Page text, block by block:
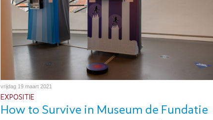
vrijdag 19 maart 2021
EXPOSITIE
How to Survive in Museum de Fundatie